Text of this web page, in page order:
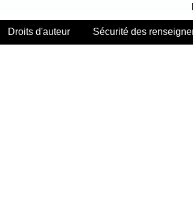
Droits d'auteur Sécurité des